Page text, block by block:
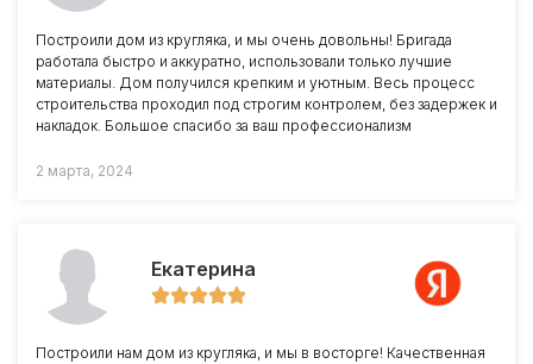
Построили дом из кругляка, и мы очень довольны! Бригада
работала быстро и аккуратно, использовали только лучшие
материалы. Дом получился крепким и уютным. Весь процесс
строительства проходил под строгим контролем, без задержек и
накладок. Большое спасибо за ваш профессионализм
2 марта, 2024
Екатерина
Построили нам дом из кругляка, и мы в восторге! Качественная